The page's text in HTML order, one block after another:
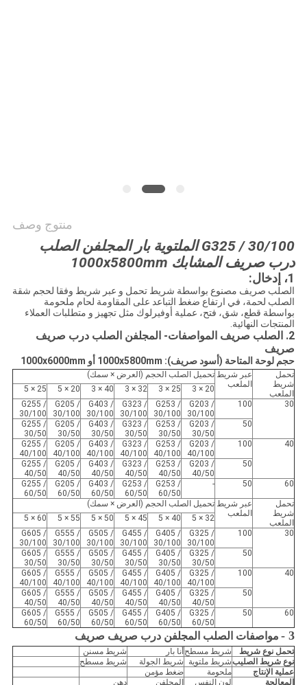
منتوج وصف
G325 / 30/100 الملتوية بار المجلفن الصلب
درب صريف المشابك 1000x5800mm
1، إدخال:
الصلب صريف مصنوع بواسطة شريط تحمل و عبر شريط وفقا لحجم شقة
الصلب لحمة، في ارتفاع ضغط التباعد على المقاومة لحام ملحومة
بواسطة قطع، شق، فتح، عملية أوفيرلوك مثل تجهيز و متطلبات العملاء
المنتجات النهائية.
2. الصلب صريف المواصفات- المجلفن الصلب درب صريف
صريف
حجم لوحة المتاحة (أسود صريف): 1000x5800mm أو 1000x6000mm
تحمل
شريط
الملعب
عبر شريط
الملعب
تحميل الصلب الحجم (العرض × سمك)
20 × 3
25 × 3
32 × 3
40 × 3
20 × 5
25 × 5
30
100
G203 /
30/100
G253 /
30/100
G323 /
30/100
G403 /
30/100
G205 /
30/100
G255 /
30/100
50
G203 /
30/50
G253 /
30/50
G323 /
30/50
G403 /
30/50
G205 /
30/50
G255 /
30/50
40
100
G203 /
40/100
G253 /
40/100
G323 /
40/100
G403 /
40/100
G205 /
40/100
G255 /
40/100
50
G203 /
40/50
G253 /
40/50
G323 /
40/50
G403 /
40/50
G205 /
40/50
G255 /
40/50
60
50
-
G253 /
60/50
G253 /
60/50
G403 /
60/50
G205 /
60/50
G255 /
60/50
تحمل
شريط
الملعب
عبر شريط
الملعب
تحميل الصلب الحجم (العرض × سمك)
32 × 5
40 × 5
45 × 5
50 × 5
55 × 5
60 × 5
30
100
G325 /
30/100
G405 /
30/100
G455 /
30/100
G505 /
30/100
G555 /
30/100
G605 /
30/100
50
G325 /
30/50
G405 /
30/50
G455 /
30/50
G505 /
30/50
G555 /
30/50
G605 /
30/50
40
100
G325 /
40/100
G405 /
40/100
G455 /
40/100
G505 /
40/100
G555 /
40/100
G605 /
40/100
50
G325 /
40/50
G405 /
40/50
G455 /
40/50
G505 /
40/50
G555 /
40/50
G605 /
40/50
60
50
G325 /
60/50
G405 /
60/50
G455 /
60/50
G505 /
60/50
G555 /
60/50
G605 /
60/50
3 - مواصفات الصلب المجلفن درب صريف صريف
تحمل نوع شريط شريط مسطح أنا بار
شريط مسنن
نوع شريط الصليبشريط ملتوية شريط الجولة
شريط مسطح
عملية الإنتاج
ملحومة
ضغط مؤمن
المعالجة
لون النفس المجلفن دهن